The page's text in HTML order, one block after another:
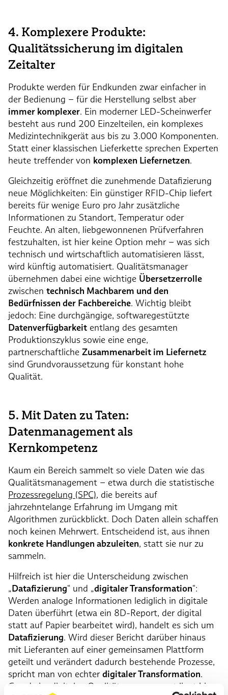
4. Komplexere Produkte:
Qualitätssicherung im digitalen
Zeitalter
Produkte werden für Endkunden zwar einfacher in
der Bedienung – für die Herstellung selbst aber
immer komplexer. Ein moderner LED-Scheinwerfer
besteht aus rund 200 Einzelteilen, ein komplexes
Medizintechnikgerät aus bis zu 3.000 Komponenten.
Statt einer klassischen Lieferkette sprechen Experten
heute treffender von komplexen Liefernetzen.
Gleichzeitig eröffnet die zunehmende Datafizierung
neue Möglichkeiten: Ein günstiger RFID-Chip liefert
bereits für wenige Euro pro Jahr zusätzliche
Informationen zu Standort, Temperatur oder
Feuchte. An alten, liebgewonnenen Prüfverfahren
festzuhalten, ist hier keine Option mehr – was sich
technisch und wirtschaftlich automatisieren lässt,
wird künftig automatisiert. Qualitätsmanager
übernehmen dabei eine wichtige Übersetzerrolle
zwischen technisch Machbarem und den
Bedürfnissen der Fachbereiche. Wichtig bleibt
jedoch: Eine durchgängige, softwaregestützte
Datenverfügbarkeit entlang des gesamten
Produktionszyklus sowie eine enge,
partnerschaftliche Zusammenarbeit im Liefernetz
sind Grundvoraussetzung für konstant hohe
Qualität.
5. Mit Daten zu Taten:
Datenmanagement als
Kernkompetenz
Kaum ein Bereich sammelt so viele Daten wie das
Qualitätsmanagement – etwa durch die statistische
Prozessregelung (SPC), die bereits auf
jahrzehntelange Erfahrung im Umgang mit
Algorithmen zurückblickt. Doch Daten allein schaffen
noch keinen Mehrwert. Entscheidend ist, aus ihnen
konkrete Handlungen abzuleiten, statt sie nur zu
sammeln.
Hilfreich ist hier die Unterscheidung zwischen
„Datafizierung“ und „digitaler Transformation“:
Werden analoge Informationen lediglich in digitale
Daten überführt (etwa ein 8D-Report, der digital
statt auf Papier bearbeitet wird), handelt es sich um
Datafizierung. Wird dieser Bericht darüber hinaus
mit Lieferanten auf einer gemeinsamen Plattform
geteilt und verändert dadurch bestehende Prozesse,
spricht man von echterdigitaler Transformation.
Gerade im digitalen Qualitätsmanagement liegt hier